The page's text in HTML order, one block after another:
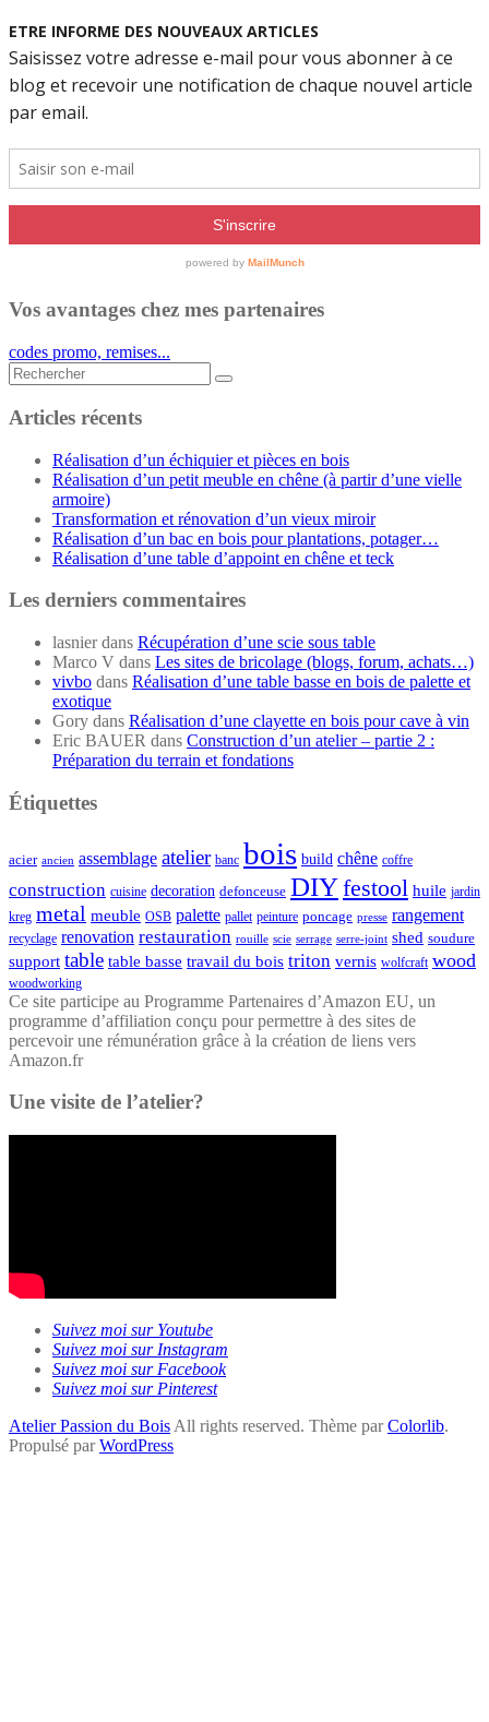
Vos avantages chez mes partenaires
codes promo, remises...
Rechercher...
Articles récents
Réalisation d’un échiquier et pièces en bois
Réalisation d’un petit meuble en chêne (à partir d’une vielle
armoire)
Transformation et rénovation d’un vieux miroir
Réalisation d’un bac en bois pour plantations, potager…
Réalisation d’une table d’appoint en chêne et teck
Les derniers commentaires
lasnierdans Récupération d’une scie sous table
Marco V dans Les sites de bricolage (blogs, forum, achats…)
vivbo dans Réalisation d’une table basse en bois de palette et
exotique
Gory dans Réalisation d’une clayette en bois pour cave à vin
Eric BAUER dans Construction d’un atelier – partie 2 :
Préparation du terrain et fondations
Étiquettes
acier ancien assemblage atelier banc bois build chêne coffre
construction cuisine decoration defonceuse DIYfestool huile jardin
kreg metal meuble OSB palette pallet peinture poncage presse rangement
recyclage renovation restauration rouille scie serrage serre-joint shed soudure
support table table basse travail du bois triton vernis wolfcraft wood
woodworking
Ce site participe au Programme Partenaires d’Amazon EU, un
programme d’affiliation conçu pour permettre à des sites de
percevoir une rémunération grâce à la création de liens vers
Amazon.fr
Une visite de l’atelier?
Suivez moi sur Youtube
Suivez moi sur Instagram
Suivez moi sur Facebook
Suivez moi sur Pinterest
Atelier Passion du Bois All rights reserved. Thème parColorlib.
Propulsé parWordPress